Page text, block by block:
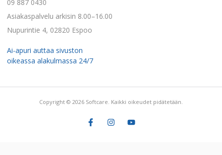
09 887 0430
Asiakaspalvelu arkisin 8.00–16.00
Nupurintie 4, 02820 Espoo
Ai-apuri auttaa sivuston
oikeassa alakulmassa 24/7
Copyright © 2026 Softcare. Kaikki oikeudet pidätetään.